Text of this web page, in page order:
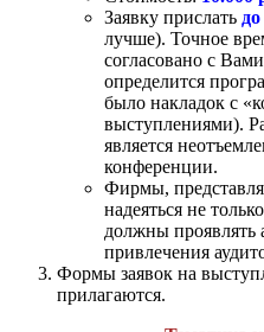
Заявку прислать
лучше). Точное
согласовано с
определится
было накладок с
выступлениями).
является
конференции.
Фирмы,
надеяться не
должны проявлять
привлечения
Формы заявок на
прилагаются.